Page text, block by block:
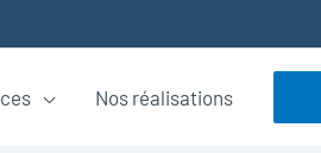
Nos réalisations